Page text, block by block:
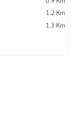
1.2 Km
1.3 Km